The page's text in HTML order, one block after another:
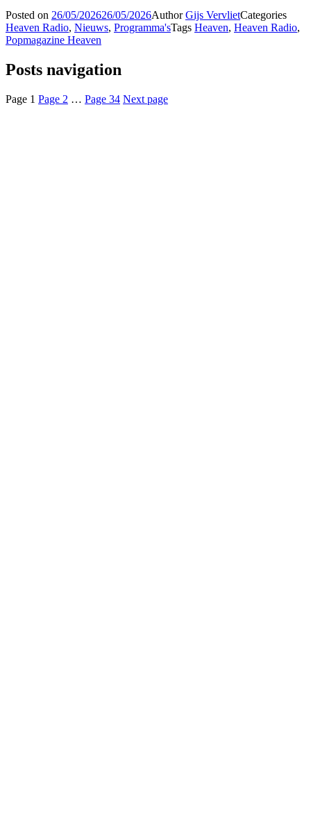
Posted on 26/05/202626/05/2026AuthorGijs VervlietCategories
Heaven Radio, Nieuws, Programma'sTags Heaven, Heaven Radio,
Popmagazine Heaven
Posts navigation
Page 1 Page 2 … Page 34 Next page